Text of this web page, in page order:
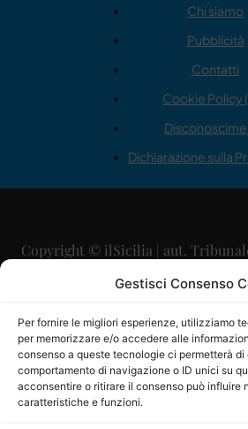
Gestisci Consenso
Per fornire le migliori esperienze, utilizziamo
per memorizzare e/o accedere alle
consenso a queste tecnologie ci permetterà di
comportamento di navigazione o ID unici su
acconsentire o ritirare il consenso può influire
caratteristiche e funzioni.
Chi siamo
Pubblicità
Contatti
Cookie Policy
Dichiarazione sulla
Copyright © ilSicilia | aut.
29/09/2015
Direttore Editoriale:
Direttore Responsabile: